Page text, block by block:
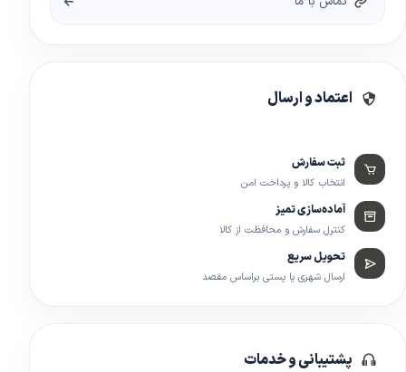
اعتماد و ارسال
ثبت سفارش
انتخاب کالا و پرداخت امن
آماده‌سازی تمیز
کنترل سفارش و محافظت از کالا
تحویل سریع
ارسال شهری یا پستی براساس مقصد
پشتیبانی و خدمات